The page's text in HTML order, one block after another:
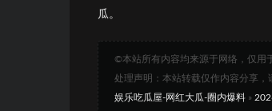
瓜。
©本站所有内容均来源于网络，仅用
处理声明：本站转载仅作内容分享
娱乐吃瓜屋-网红大瓜-圈内爆料 »